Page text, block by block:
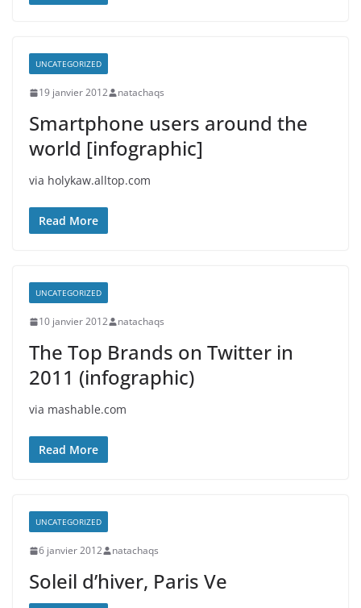
UNCATEGORIZED
19 janvier 2012 natachaqs
Smartphone users around the
world [infographic]
via holykaw.alltop.com
Read More
UNCATEGORIZED
10 janvier 2012 natachaqs
The Top Brands on Twitter in
2011 (infographic)
via mashable.com
Read More
UNCATEGORIZED
6 janvier 2012 natachaqs
Soleil d’hiver, Paris Ve